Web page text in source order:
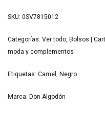
SKU: 0SV7815012
Categorías: Ver todo, Bolsos |
moda y complementos
Etiquetas: Camel , Negro
Marca: Don Algodón